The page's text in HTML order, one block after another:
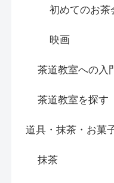
初めてのお茶
映画
茶道教室への入
茶道教室を探す
道具・抹茶・お菓
抹茶